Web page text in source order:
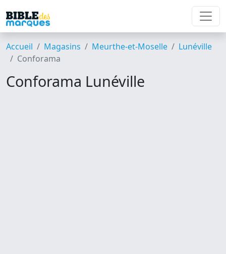
Accueil Magasins Meurthe-et-Moselle
Lunéville
Conforama
Conforama Lunéville